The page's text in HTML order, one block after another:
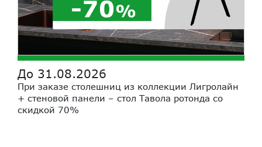
До 31.08.2026
При заказе столешниц из коллекции Лигролайн
+ стеновой панели – стол Тавола ротонда со
скидкой 70%